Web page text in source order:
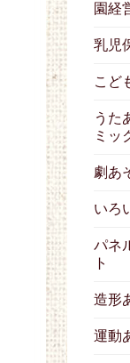
園経
乳児
こど
うた
ミッ
劇あ
いろ
パネ
ト
造形
運動